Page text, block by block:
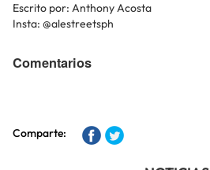
Escrito por: Anthony Acosta
Insta: @alestreetsph
Comentarios
Comparte: